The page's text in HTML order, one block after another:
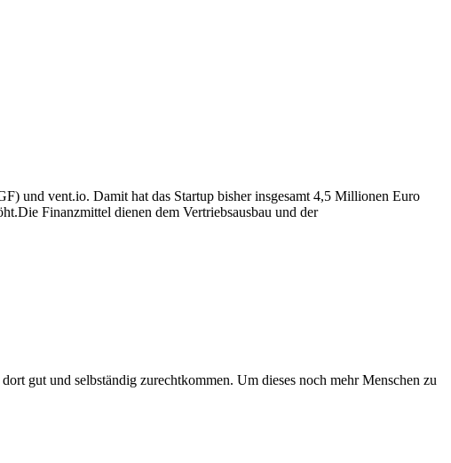
und vent.io. Damit hat das Startup bisher insgesamt 4,5 Millionen Euro
Finanzmittel dienen dem Vertriebsausbau und der
gut und selbständig zurechtkommen. Um dieses noch mehr Menschen zu